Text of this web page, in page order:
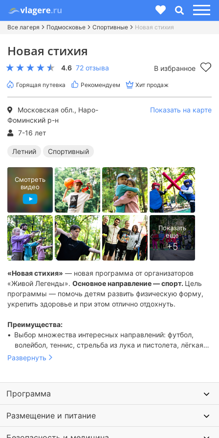
Все лагеря Подмосковье Спортивные Новая стихия
Новая стихия
4.6 72 отзыва В избранное
Горящая путевка Рекомендуем Хит продаж
Московская обл., Наро-
Фоминский р-н
Показать на карте
7-16 лет
Летний Спортивный
«Новая стихия» — новая программа от организаторов
«Живой Легенды». Основное направление — спорт. Цель
программы — помочь детям развить физическую форму,
укрепить здоровье и при этом отлично отдохнуть.
Преимущества:
Выбор множества интересных направлений: футбол,
волейбол, теннис, стрельба из лука и пистолета, лёгкая
атлетика, спортивный меч — до 5 секций ежедневно.
Безопасность и постоянная связь с родителями.
Расположение в прекрасном месте в Подмосковье, всего
в нескольких минутах езды от столицы!
Помимо спорта дети играют в стратегические настольные
Развернуть
Смотреть
видео
Программа
Размещение и питание